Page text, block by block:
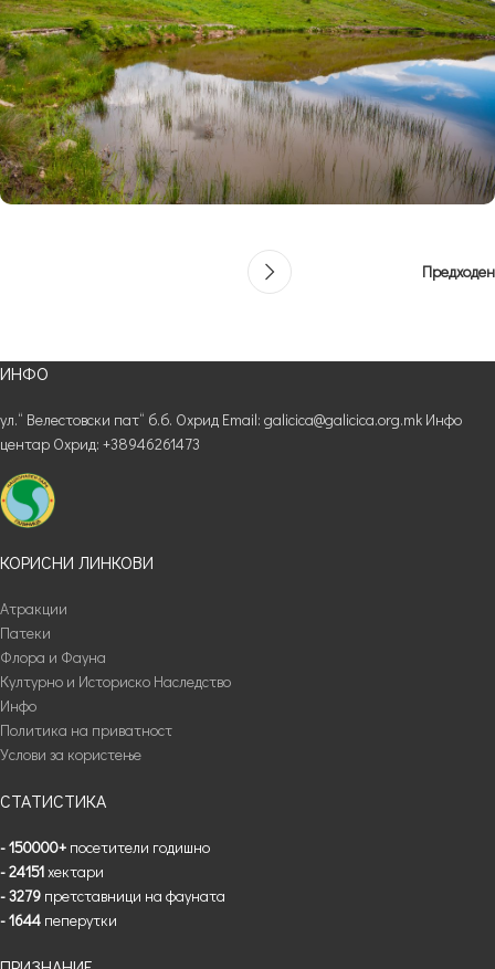
Предходен
ИНФО
ул.“ Велестовски пат“ б.б. Охрид Email: galicica@galicica.org.mk Инфо
центар Охрид: +38946261473
КОРИСНИ ЛИНКОВИ
Атракции
Патеки
Флора и Фауна
Културно и Историско Наследство
Инфо
Политика на приватност
Услови за користење
СТАТИСТИКА
- 150000+ посетители годишно
- 24151хектари
- 3279 претставници на фауната
- 1644 пеперутки